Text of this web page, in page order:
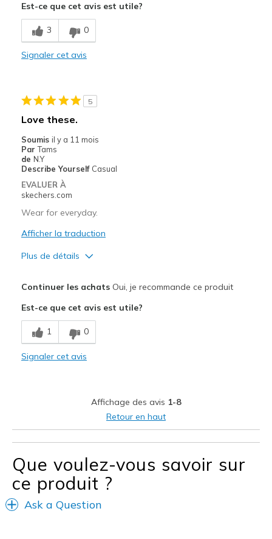
Comfortable
Durable
Need Break In
Les meilleures utilisations
Casual Wear
Sizing
Feels true to size
View On Shoes
I'm Into Shoes
Est-ce que cet avis est utile?
3 0
Signaler cet avis
5
Love these.
Soumis il y a 11 mois
Par Tams
de N.Y
Describe Yourself Casual
EVALUER À
skechers.com
Wear for everyday.
Afficher la traduction
Plus de détails
Breathe Well
Comfortable
Width
Feels true to width
View On Shoes
Continuer les achatsOui, je recommande ce produit
Est-ce que cet avis est utile?
1 0
Signaler cet avis
Affichage des avis 1-8
Retour en haut
Que voulez-vous savoir sur
ce produit ?
Ask a Question